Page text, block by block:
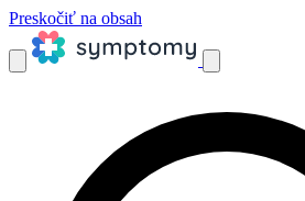
Preskočiť na obsah